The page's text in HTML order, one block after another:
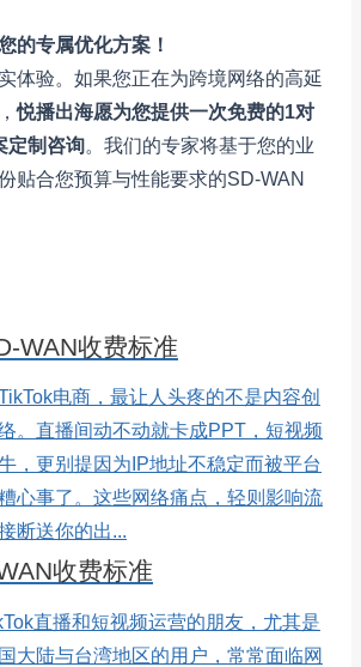
的专属优化方案！
体验。如果您正在为跨境网络的高延
悦播出海愿为您提供一次免费的1对
定制咨询。我们的专家将基于您的业
贴合您预算与性能要求的SD-WAN
WAN收费标准
电商，最让人头疼的不是内容创
。直播间动不动就卡成PPT，短视频
，更别提因为IP地址不稳定而被平台
心事了。这些网络痛点，轻则影响流
断送你的出...
收费标准
直播和短视频运营的朋友，尤其是
大陆与台湾地区的用户，常常面临网